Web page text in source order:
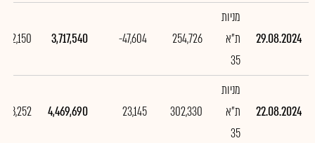
29.08.2024
מניות
ת"א
35
254,726
-47,604
3,717,540
-752,150
22.08.2024
מניות
ת"א
35
302,330
23,145
4,469,690
368,252